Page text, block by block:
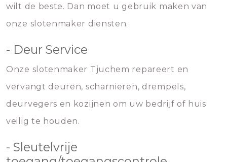
wilt de beste. Dan moet u gebruik maken van
onze slotenmaker diensten.
- Deur Service
Onze slotenmaker Tjuchem repareert en
vervangt deuren, scharnieren, drempels,
deurvegers en kozijnen om uw bedrijf of huis
veilig te houden.
- Sleutelvrije